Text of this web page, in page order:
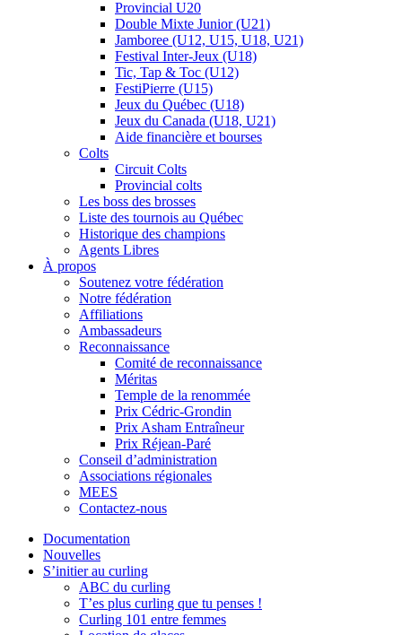
Provincial U20
Double Mixte Junior (U21)
Jamboree (U12, U15, U18, U21)
Festival Inter-Jeux (U18)
Tic, Tap & Toc (U12)
FestiPierre (U15)
Jeux du Québec (U18)
Jeux du Canada (U18, U21)
Aide financière et bourses
Colts
Circuit Colts
Provincial colts
Les boss des brosses
Liste des tournois au Québec
Historique des champions
Agents Libres
À propos
Soutenez votre fédération
Notre fédération
Affiliations
Ambassadeurs
Reconnaissance
Comité de reconnaissance
Méritas
Temple de la renommée
Prix Cédric-Grondin
Prix Asham Entraîneur
Prix Réjean-Paré
Conseil d’administration
Associations régionales
MEES
Contactez-nous
Documentation
Nouvelles
S’initier au curling
ABC du curling
T’es plus curling que tu penses !
Curling 101 entre femmes